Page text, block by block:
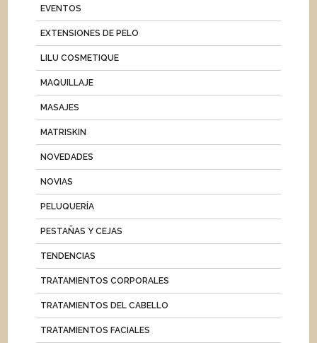
EVENTOS
EXTENSIONES DE PELO
LILU COSMETIQUE
MAQUILLAJE
MASAJES
MATRISKIN
NOVEDADES
NOVIAS
PELUQUERÍA
PESTAÑAS Y CEJAS
TENDENCIAS
TRATAMIENTOS CORPORALES
TRATAMIENTOS DEL CABELLO
TRATAMIENTOS FACIALES